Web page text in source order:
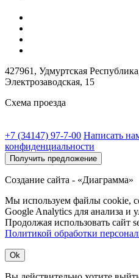
427961, Удмуртская
Электрозаводская, 15
Схема проезда
+7 (34147) 97-7-00 Написать
конфиденциальности
Получить предложение
Создание сайта - «Диаграмма»
Мы используем файлы cookie,
Google Analytics для анализа и
Продолжая использовать сайт
Политикой обработки
Ok